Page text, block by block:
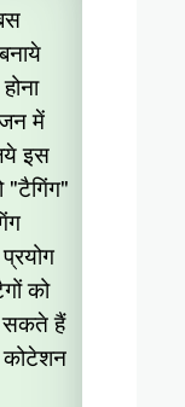
में
इस
"टैगिंग"
को
सकते हैं
कोटेशन